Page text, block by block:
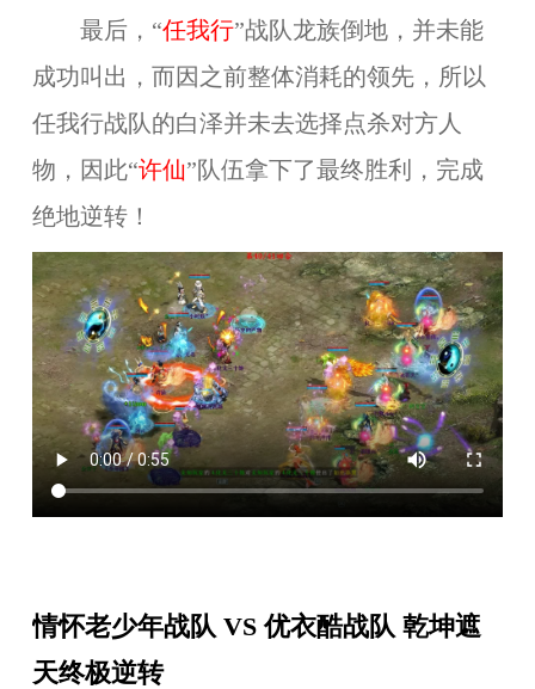
最后，“任我行”战队龙族倒地，并未能
成功叫出，而因之前整体消耗的领先，所以
任我行战队的白泽并未去选择点杀对方人
物，因此“许仙”队伍拿下了最终胜利，完成
绝地逆转！
情怀老少年战队 VS 优衣酷战队 乾坤遮
天终极逆转